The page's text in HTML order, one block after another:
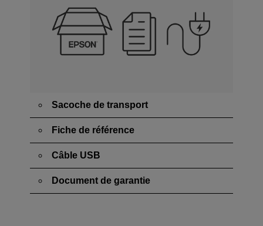
Sacoche de transport
Fiche de référence
Câble USB
Document de garantie